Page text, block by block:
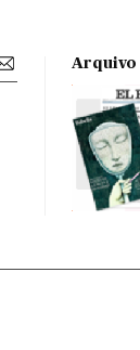
Arquivo